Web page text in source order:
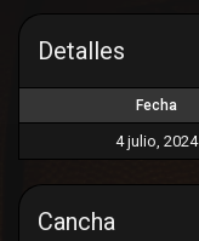
Detalles
Fecha
4 julio, 2024
Cancha